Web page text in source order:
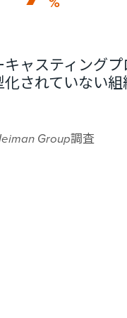
キャスティングプ
化されていない
Group調査